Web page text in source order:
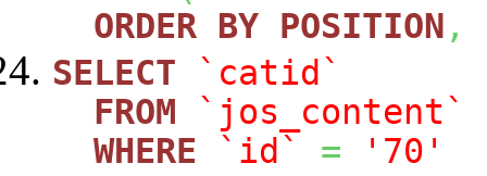
ORDER BY POSITION ,
SELECT
`catid`
FROM
`jos_content`
WHERE
`id` =
'70'